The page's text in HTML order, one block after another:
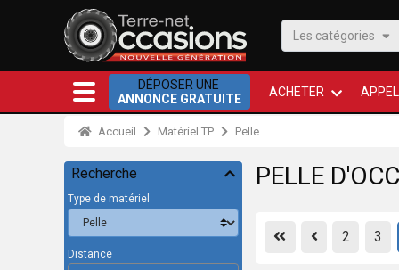
Les catégories
DÉPOSER UNE
ANNONCE GRATUITE
ACHETER
Accueil Matériel TP Pelle
Recherche
Type de matériel
Distance
PELLE
FirstPrevious
2 3